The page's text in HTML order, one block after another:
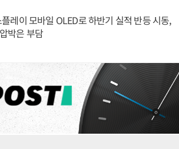
레이 모바일 OLED로 하반기 실적 반등 시동,
박은 부담